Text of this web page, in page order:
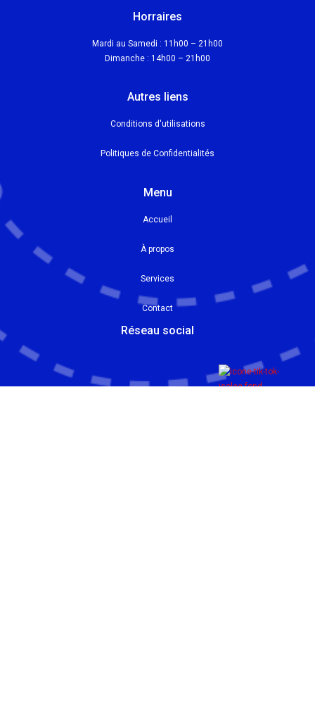
Horraires
Mardi au Samedi : 11h00 – 21h00
Dimanche : 14h00 – 21h00
Autres liens
Conditions d'utilisations
Politiques de Confidentialités
Menu
Accueil
À propos
Services
Contact
Réseau social